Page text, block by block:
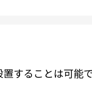
することは可能